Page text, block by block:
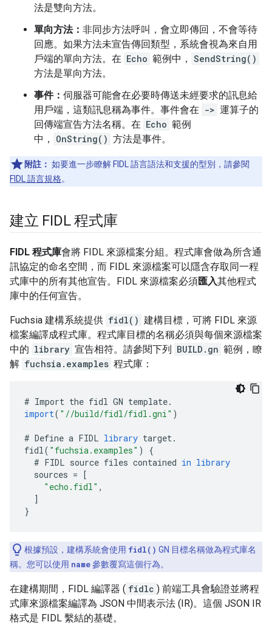
法是雙向方法。
單向方法： 非同步方法呼叫，會立即傳回，不會等待
回應。如果方法未宣告傳回類型，系統會視為來自用
戶端的單向方法。在 Echo 範例中， SendString()
方法是單向方法。
事件： 伺服器可能會在必要時傳送未經要求的訊息給
用戶端，這類訊息稱為事件。事件會在 -> 運算子的
回傳端宣告方法名稱。在 Echo 範例
中，
OnString() 方法是事件。
附註： 如要進一步瞭解 FIDL 語言語法和支援的型別，請參閱
FIDL 語言規格。
建立 FIDL 程式庫
FIDL 程式庫會將 FIDL 來源檔案分組。程式庫會做為所含通
訊協定的命名空間，而 FIDL 來源檔案可以隱含存取同一程
式庫中的所有其他宣告。FIDL 來源檔案必須匯入其他程式
庫中的任何宣告。
Fuchsia 建構系統提供 fidl() 建構目標，可將 FIDL 來源
檔案編譯成程式庫。程式庫目標的名稱必須與每個來源檔案
中的 library 宣告相符。請參閱下列 BUILD.gn 範例，瞭
解 fuchsia.examples 程式庫：
# Import the fidl GN template.
import( "//build/fidl/fidl.gni" )
# Define a FIDL library target.
fidl( "fuchsia.examples" )
{
# FIDL source files contained in library
sources = [
"echo.fidl" ,
]
}
根據預設，建構系統會使用 fidl() GN 目標名稱做為程式庫名
稱。您可以使用 name參數覆寫這個行為。
在建構期間，FIDL 編譯器 ( fidlc ) 前端工具會驗證並將程
式庫來源檔案編譯為 JSON 中間表示法 (IR)。這個 JSON IR
格式是 FIDL 繫結的基礎。